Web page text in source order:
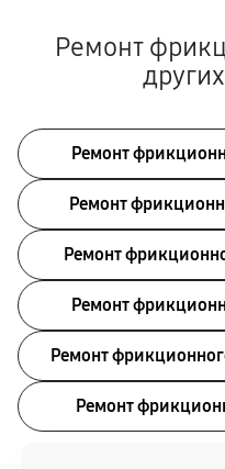
Ремонт
Ремонт
Ремонт
Ремонт
Ремонт
Ремонт
Ремонт